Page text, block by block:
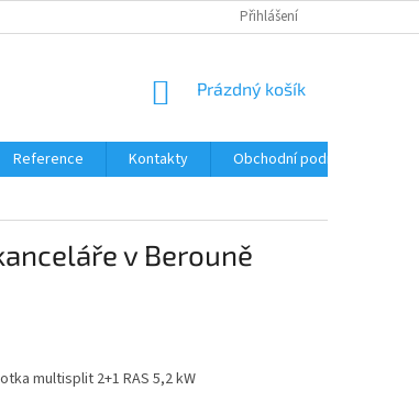
Přihlášení
NÁKUPNÍ
Prázdný košík
Reference Kontakty Obchodní podmínky
v Berouně
multisplit 2+1 RAS 5,2 kW